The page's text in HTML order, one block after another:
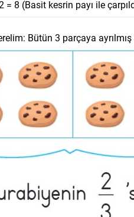
= 8 (Basit kesrin payı ile
Bütün 3 parçaya ayrılmış